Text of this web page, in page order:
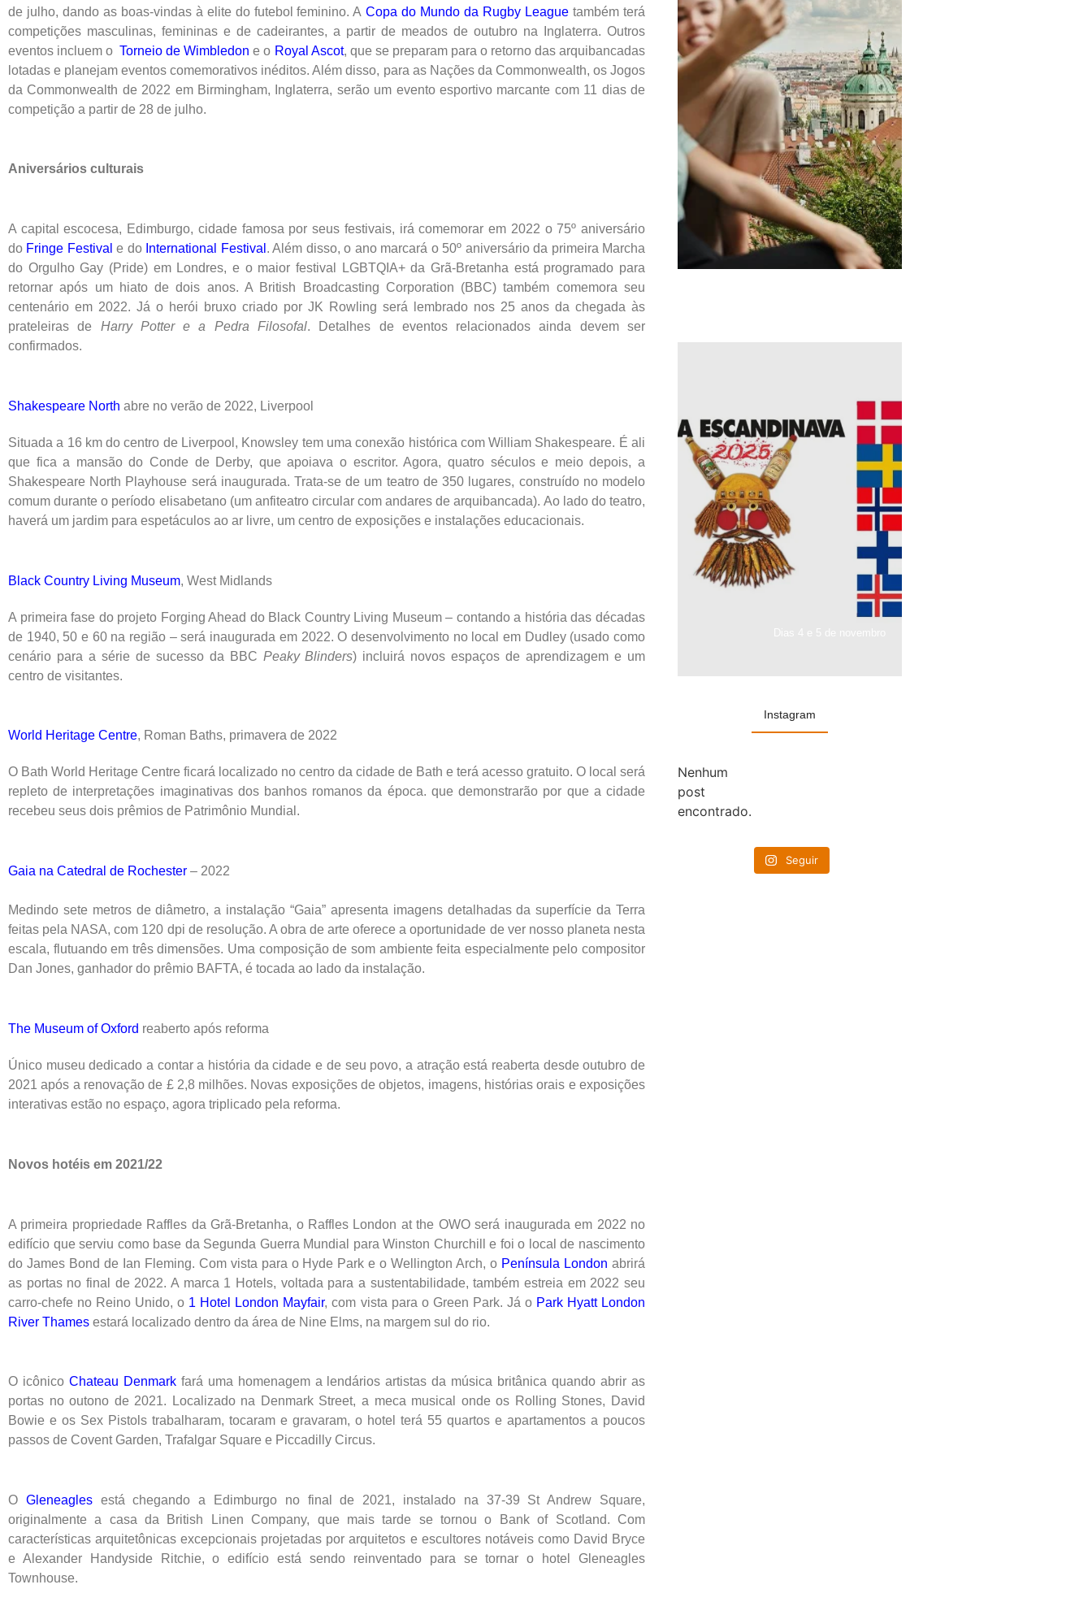
de julho, dando as boas-vindas à elite do futebol feminino. ACopa do Mundo da Rugby League também terá
competições masculinas, femininas e de cadeirantes, a partir de meados de outubro na Inglaterra. Outros
eventos incluem oTorneio de Wimbledon e o Royal Ascot, que se preparam para o retorno das arquibancadas
lotadas e planejam eventos comemorativos inéditos. Além disso, para as Nações da Commonwealth, os Jogos
da Commonwealth de 2022 em Birmingham, Inglaterra, serão um evento esportivo marcante com 11 dias de
competição a partir de 28 de julho.
Aniversários culturais
A capital escocesa, Edimburgo, cidade famosa por seus festivais, irá comemorar em 2022 o 75º aniversário
do Fringe Festival e do International Festival . Além disso, o ano marcará o 50º aniversário da primeira Marcha
do Orgulho Gay (Pride) em Londres, e o maior festival LGBTQIA+ da Grã-Bretanha está programado para
retornar após um hiato de dois anos. A British Broadcasting Corporation (BBC) também comemora seu
centenário em 2022. Já o herói bruxo criado por JK Rowling será lembrado nos 25 anos da chegada às
prateleiras de Harry Potter e a Pedra Filosofal. Detalhes de eventos relacionados ainda devem ser
confirmados.
Shakespeare North abre no verão de 2022, Liverpool
Situada a 16 km do centro de Liverpool, Knowsley tem uma conexão histórica com William Shakespeare. É ali
que fica a mansão do Conde de Derby, que apoiava o escritor. Agora, quatro séculos e meio depois, a
Shakespeare North Playhouse será inaugurada. Trata-se de um teatro de 350 lugares, construído no modelo
comum durante o período elisabetano (um anfiteatro circular com andares de arquibancada). Ao lado do teatro,
haverá um jardim para espetáculos ao ar livre, um centro de exposições e instalações educacionais.
Black Country Living Museum, West Midlands
A primeira fase do projeto Forging Ahead do Black Country Living Museum – contando a história das décadas
de 1940, 50 e 60 na região – será inaugurada em 2022. O desenvolvimento no local em Dudley (usado como
cenário para a série de sucesso da BBC Peaky Blinders) incluirá novos espaços de aprendizagem e um
centro de visitantes.
World Heritage Centre, Roman Baths, primavera de 2022
O Bath World Heritage Centre ficará localizado no centro da cidade de Bath e terá acesso gratuito. O local será
repleto de interpretações imaginativas dos banhos romanos da época. que demonstrarão por que a cidade
recebeu seus dois prêmios de Patrimônio Mundial.
Gaia na Catedral de Rochester – 2022
Medindo sete metros de diâmetro, a instalação “Gaia” apresenta imagens detalhadas da superfície da Terra
feitas pela NASA, com 120 dpi de resolução. A obra de arte oferece a oportunidade de ver nosso planeta nesta
escala, flutuando em três dimensões. Uma composição de som ambiente feita especialmente pelo compositor
Dan Jones, ganhador do prêmio BAFTA, é tocada ao lado da instalação.
The Museum of Oxford reaberto após reforma
Único museu dedicado a contar a história da cidade e de seu povo, a atração está reaberta desde outubro de
2021 após a renovação de £ 2,8 milhões. Novas exposições de objetos, imagens, histórias orais e exposições
interativas estão no espaço, agora triplicado pela reforma.
Novos hotéis em 2021/22
A primeira propriedade Raffles da Grã-Bretanha, o Raffles London at the OWO será inaugurada em 2022 no
edifício que serviu como base da Segunda Guerra Mundial para Winston Churchill e foi o local de nascimento
do James Bond de Ian Fleming. Com vista para o Hyde Park e o Wellington Arch, o Península London abrirá
as portas no final de 2022. A marca 1 Hotels, voltada para a sustentabilidade, também estreia em 2022 seu
carro-chefe no Reino Unido, o 1 Hotel London Mayfair, com vista para o Green Park. Já o Park Hyatt London
River Thames estará localizado dentro da área de Nine Elms, na margem sul do rio.
O icônico Chateau Denmarkfará uma homenagem a lendários artistas da música britânica quando abrir as
portas no outono de 2021. Localizado na Denmark Street, a meca musical onde os Rolling Stones, David
Bowie e os Sex Pistols trabalharam, tocaram e gravaram, o hotel terá 55 quartos e apartamentos a poucos
passos de Covent Garden, Trafalgar Square e Piccadilly Circus.
O Gleneaglesestá chegando a Edimburgo no final de 2021, instalado na 37-39 St Andrew Square,
originalmente a casa da British Linen Company, que mais tarde se tornou o Bank of Scotland. Com
características arquitetônicas excepcionais projetadas por arquitetos e escultores notáveis como David Bryce
e Alexander Handyside Ritchie, o edifício está sendo reinventado para se tornar o hotel Gleneagles
Townhouse.
Instagram
Nenhum
post
encontrado.
Seguir